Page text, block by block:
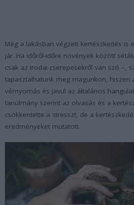
Még a lakásban végzett kertészkedés is
jár. Ha időről-időre növények között
csak az irodai cserepesekről van szó –,
tapasztalhatunk meg magunkon, hiszen
vérnyomás és javul az általános
tanulmány szerint az olvasás és a
csökkentette a stresszt, de a
eredményeket mutatott.